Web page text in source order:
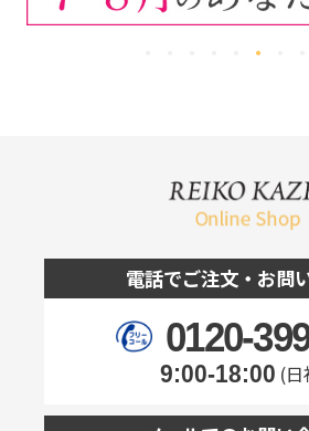
電話でご注文・お問
0120-
9:00-18:00 (